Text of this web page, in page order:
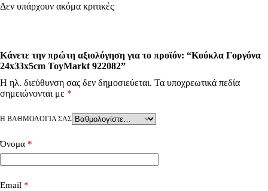
Δεν υπάρχουν ακόμα κριτικές
Κάνετε την πρώτη αξιολόγηση για το προϊόν: “Κούκλα Γοργόνα
24x33x5cm ToyMarkt 922082”
Η ηλ. διεύθυνση σας δεν δημοσιεύεται. Τα υποχρεωτικά πεδία
σημειώνονται με *
Η ΒΑΘΜΟΛΟΓΊΑ ΣΑΣ
Όνομα *
Email *